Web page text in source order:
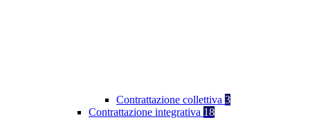
Contrattazione collettiva 3
Contrattazione integrativa 18